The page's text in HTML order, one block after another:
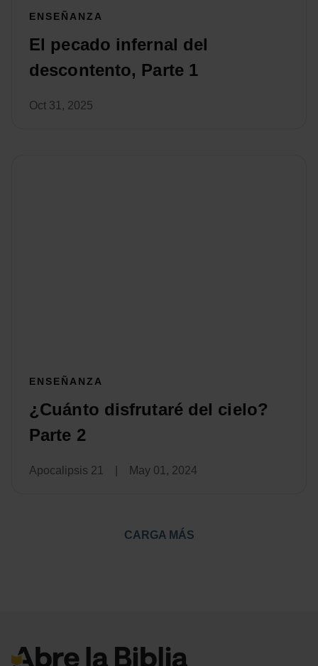
ENSEÑANZA
El pecado infernal del
descontento, Parte 1
Oct 31, 2025
ENSEÑANZA
¿Cuánto disfrutaré del cielo?
Parte 2
Apocalipsis 21 May 01, 2024
CARGA MÁS